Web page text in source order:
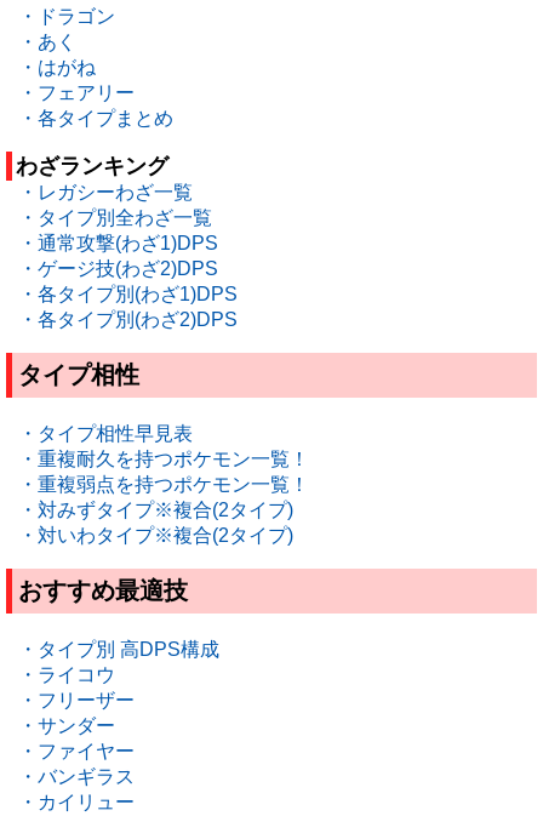
・ドラゴン
・あく
・はがね
・フェアリー
・各タイプまとめ
わざランキング
・レガシーわざ一覧
・タイプ別全わざ一覧
・通常攻撃(わざ1)DPS
・ゲージ技(わざ2)DPS
・各タイプ別(わざ1)DPS
・各タイプ別(わざ2)DPS
タイプ相性
・タイプ相性早見表
・重複耐久を持つポケモン一覧！
・重複弱点を持つポケモン一覧！
・対みずタイプ※複合(2タイプ)
・対いわタイプ※複合(2タイプ)
おすすめ最適技
・タイプ別 高DPS構成
・ライコウ
・フリーザー
・サンダー
・ファイヤー
・バンギラス
・カイリュー